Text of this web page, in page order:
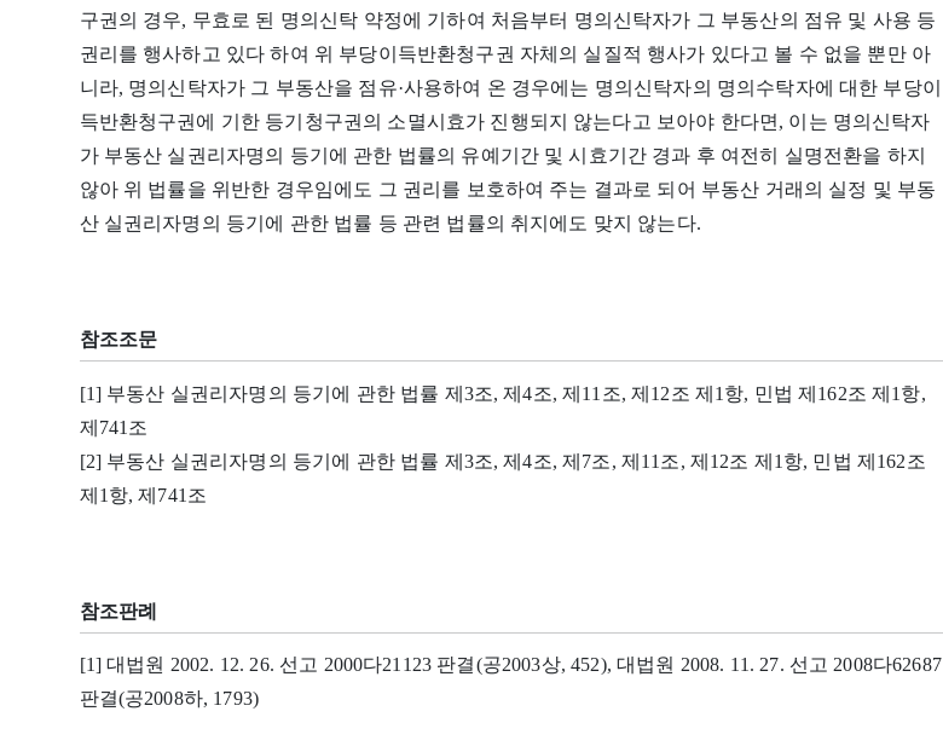
구권의 경우, 무효로 된 명의신탁 약정에 기하여 처음부터 명의신탁자가 그 부동산의 점유 및 사용 등
권리를 행사하고 있다 하여 위 부당이득반환청구권 자체의 실질적 행사가 있다고 볼 수 없을 뿐만 아
니라, 명의신탁자가 그 부동산을 점유·사용하여 온 경우에는 명의신탁자의 명의수탁자에 대한 부당이
득반환청구권에 기한 등기청구권의 소멸시효가 진행되지 않는다고 보아야 한다면, 이는 명의신탁자
가 부동산 실권리자명의 등기에 관한 법률의 유예기간 및 시효기간 경과 후 여전히 실명전환을 하지
않아 위 법률을 위반한 경우임에도 그 권리를 보호하여 주는 결과로 되어 부동산 거래의 실정 및 부동
산 실권리자명의 등기에 관한 법률 등 관련 법률의 취지에도 맞지 않는다.
참조조문
[1] 부동산 실권리자명의 등기에 관한 법률 제3조, 제4조, 제11조, 제12조 제1항, 민법 제162조 제1항,
제741조
[2] 부동산 실권리자명의 등기에 관한 법률 제3조, 제4조, 제7조, 제11조, 제12조 제1항, 민법 제162조
제1항, 제741조
참조판례
[1] 대법원 2002. 12. 26. 선고 2000다21123 판결(공2003상, 452), 대법원 2008. 11. 27. 선고 2008다62687
판결(공2008하, 1793)